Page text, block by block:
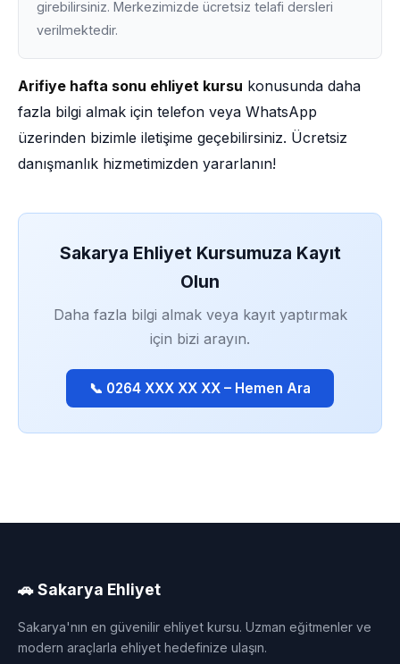
girebilirsiniz. Merkezimizde ücretsiz telafi dersleri
verilmektedir.
Arifiye hafta sonu ehliyet kursu konusunda daha
fazla bilgi almak için telefon veya WhatsApp
üzerinden bizimle iletişime geçebilirsiniz. Ücretsiz
danışmanlık hizmetimizden yararlanın!
Sakarya Ehliyet Kursumuza Kayıt
Olun
Daha fazla bilgi almak veya kayıt yaptırmak
için bizi arayın.
📞 0264 XXX XX XX – Hemen Ara
🚗 Sakarya Ehliyet
Sakarya'nın en güvenilir ehliyet kursu. Uzman eğitmenler ve
modern araçlarla ehliyet hedefinize ulaşın.